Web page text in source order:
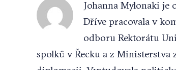
Johanna Mylonaki je
Dříve pracovala v
odboru Rektorátu
spolků v Řecku a z Ministerstva